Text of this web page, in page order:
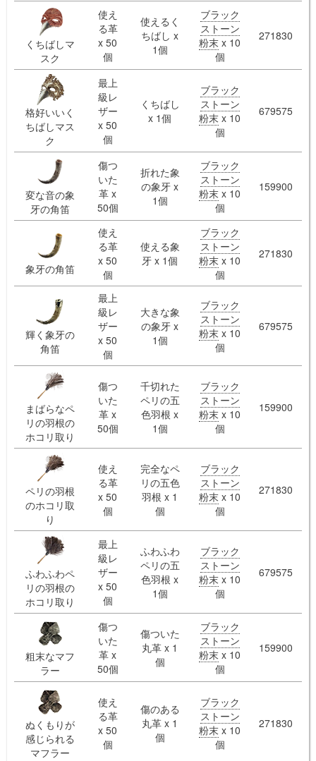
くちばしマ
スク
使え
る革
x 50
個
使えるく
ちばし x
1個
ブラック
ストーン
粉末 x 10
個
271830
格好いいく
ちばしマス
ク
最上
級レ
ザー
x 50
個
くちばし
x 1個
ブラック
ストーン
粉末 x 10
個
679575
変な音の象
牙の角笛
傷つ
いた
革 x
50個
折れた象
の象牙 x
1個
ブラック
ストーン
粉末 x 10
個
159900
象牙の角笛
使え
る革
x 50
個
使える象
牙 x 1個
ブラック
ストーン
粉末 x 10
個
271830
輝く象牙の
角笛
最上
級レ
ザー
x 50
個
大きな象
の象牙 x
1個
ブラック
ストーン
粉末 x 10
個
679575
まばらなペ
リの羽根の
ホコリ取り
傷つ
いた
革 x
50個
千切れた
ペリの五
色羽根 x
1個
ブラック
ストーン
粉末 x 10
個
159900
ペリの羽根
のホコリ取
り
使え
る革
x 50
個
完全なペ
リの五色
羽根 x 1
個
ブラック
ストーン
粉末 x 10
個
271830
ふわふわペ
リの羽根の
ホコリ取り
最上
級レ
ザー
x 50
個
ふわふわ
ペリの五
色羽根 x
1個
ブラック
ストーン
粉末 x 10
個
679575
粗末なマフ
ラー
傷つ
いた
革 x
50個
傷ついた
丸革 x 1
個
ブラック
ストーン
粉末 x 10
個
159900
ぬくもりが
感じられる
マフラー
使え
る革
x 50
個
傷のある
丸革 x 1
個
ブラック
ストーン
粉末 x 10
個
271830